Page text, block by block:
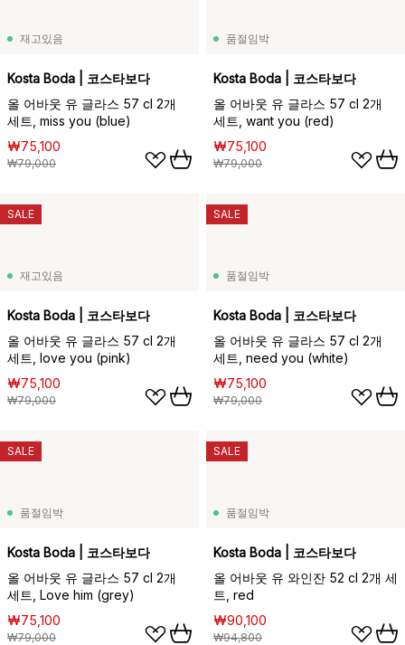
재고있음
Kosta Boda | 코스타보다
올 어바웃 유 글라스 57 cl 2개
세트, miss you (blue)
₩75,100
₩79,000
품절임박
Kosta Boda | 코스타보다
올 어바웃 유 글라스 57 cl 2개
세트, want you (red)
₩75,100
₩79,000
재고있음
Kosta Boda | 코스타보다
올 어바웃 유 글라스 57 cl 2개
세트, love you (pink)
₩75,100
₩79,000
SALE
품절임박
Kosta Boda | 코스타보다
올 어바웃 유 글라스 57 cl 2개
세트, need you (white)
₩75,100
₩79,000
SALE
품절임박
Kosta Boda | 코스타보다
올 어바웃 유 글라스 57 cl 2개
세트, Love him (grey)
₩75,100
₩79,000
SALE
품절임박
Kosta Boda | 코스타보다
올 어바웃 유 와인잔 52 cl 2개 세
트, red
₩90,100
₩94,800
SALE